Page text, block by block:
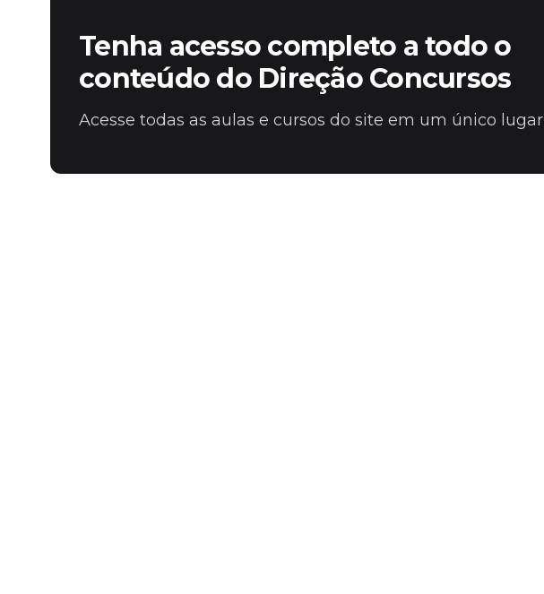
Tenha acesso completo a todo o
conteúdo do Direção Concursos
Acesse todas as aulas e cursos do site em um único lugar